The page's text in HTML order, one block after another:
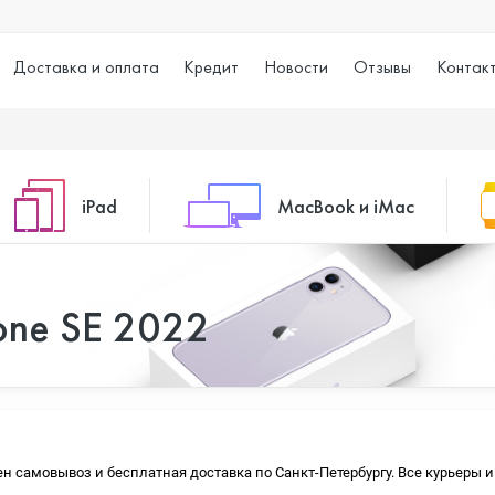
Доставка и оплата Кредит Новости Отзывы
iPad
iPad 10.9 (2022)
iPad Air (2020)
MacBook и iMac
iMac 24
Macbook Air
Macbook Pro
SE 2022
самовывоз и бесплатная доставка по Санкт-Петербургу. Все